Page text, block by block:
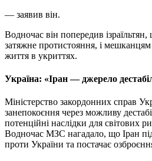
— заявив він.
Водночас він попередив
затяжне протистояння, і
життя в укриттях.
Україна: «Іран — джерело
Міністерство закордонних справ
занепокоєння через можливу
потенційні наслідки для світових
Водночас МЗС нагадало, що Іран
проти України та постачає